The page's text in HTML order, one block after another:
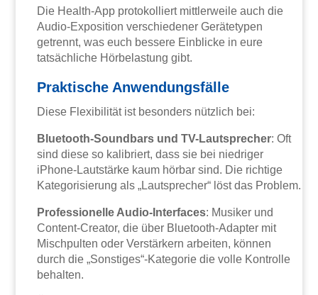
Die Health-App protokolliert mittlerweile auch die
Audio-Exposition verschiedener Gerätetypen
getrennt, was euch bessere Einblicke in eure
tatsächliche Hörbelastung gibt.
Praktische Anwendungsfälle
Diese Flexibilität ist besonders nützlich bei:
Bluetooth-Soundbars und TV-Lautsprecher: Oft
sind diese so kalibriert, dass sie bei niedriger
iPhone-Lautstärke kaum hörbar sind. Die richtige
Kategorisierung als „Lautsprecher“ löst das Problem.
Professionelle Audio-Interfaces: Musiker und
Content-Creator, die über Bluetooth-Adapter mit
Mischpulten oder Verstärkern arbeiten, können
durch die „Sonstiges“-Kategorie die volle Kontrolle
behalten.